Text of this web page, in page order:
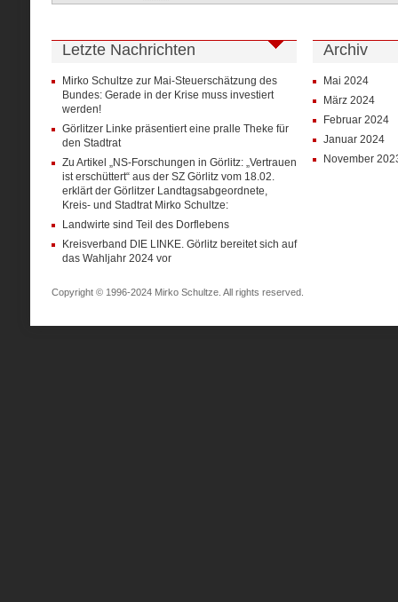
Letzte Nachrichten
Mirko Schultze zur Mai-Steuerschätzung des
Bundes: Gerade in der Krise muss investiert
werden!
Görlitzer Linke präsentiert eine pralle Theke für
den Stadtrat
Zu Artikel „NS-Forschungen in Görlitz: „Vertrauen
ist erschüttert“ aus der SZ Görlitz vom 18.02.
erklärt der Görlitzer Landtagsabgeordnete,
Kreis- und Stadtrat Mirko Schultze:
Landwirte sind Teil des Dorflebens
Kreisverband DIE LINKE. Görlitz bereitet sich auf
das Wahljahr 2024 vor
Archiv
Mai 2024
März 2024
Februar 2024
Januar 2024
November
Copyright © 1996-2024 Mirko Schultze. All rights reserved.